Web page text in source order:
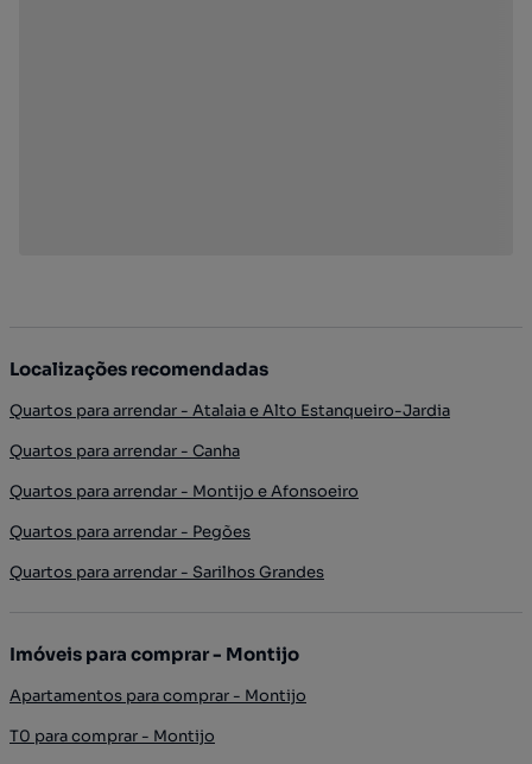
Localizações recomendadas
Quartos para arrendar - Atalaia e Alto Estanqueiro-Jardia
Quartos para arrendar - Canha
Quartos para arrendar - Montijo e Afonsoeiro
Quartos para arrendar - Pegões
Quartos para arrendar - Sarilhos Grandes
Imóveis para comprar - Montijo
Apartamentos para comprar - Montijo
T0 para comprar - Montijo